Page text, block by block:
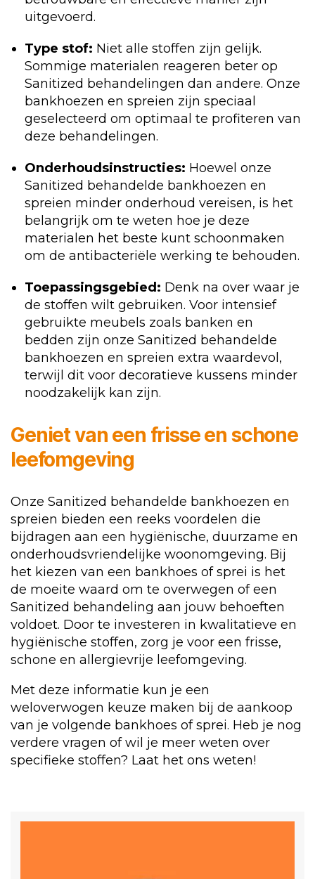
uitgevoerd.
Type stof: Niet alle stoffen zijn gelijk.
Sommige materialen reageren beter op
Sanitized behandelingen dan andere. Onze
bankhoezen en spreien zijn speciaal
geselecteerd om optimaal te profiteren van
deze behandelingen.
Onderhoudsinstructies: Hoewel onze
Sanitized behandelde bankhoezen en
spreien minder onderhoud vereisen, is het
belangrijk om te weten hoe je deze
materialen het beste kunt schoonmaken
om de antibacteriële werking te behouden.
Toepassingsgebied: Denk na over waar je
de stoffen wilt gebruiken. Voor intensief
gebruikte meubels zoals banken en
bedden zijn onze Sanitized behandelde
bankhoezen en spreien extra waardevol,
terwijl dit voor decoratieve kussens minder
noodzakelijk kan zijn.
Geniet van een frisse en schone
leefomgeving
Onze Sanitized behandelde bankhoezen en
spreien bieden een reeks voordelen die
bijdragen aan een hygiënische, duurzame en
onderhoudsvriendelijke woonomgeving. Bij
het kiezen van een bankhoes of sprei is het
de moeite waard om te overwegen of een
Sanitized behandeling aan jouw behoeften
voldoet. Door te investeren in kwalitatieve en
hygiënische stoffen, zorg je voor een frisse,
schone en allergievrije leefomgeving.
Met deze informatie kun je een
weloverwogen keuze maken bij de aankoop
van je volgende bankhoes of sprei. Heb je nog
verdere vragen of wil je meer weten over
specifieke stoffen? Laat het ons weten!